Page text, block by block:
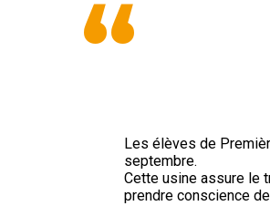
“
Les élèves de
septembre.
Cette usine assure le
prendre conscience